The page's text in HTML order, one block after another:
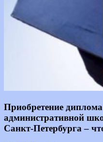
Информация
Приобретение
административной
Санкт-Петербурга –